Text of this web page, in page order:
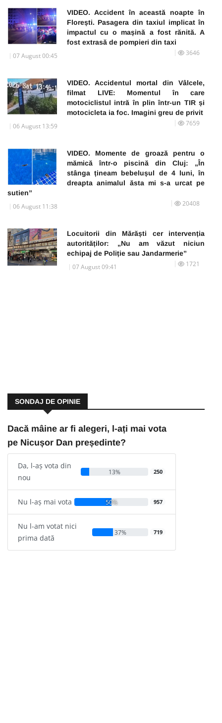
VIDEO. Accident în această noapte în
Florești. Pasagera din taxiul implicat în
impactul cu o mașină a fost rănită. A
fost extrasă de pompieri din taxi
07 August 00:45 3646
VIDEO. Accidentul mortal din Vâlcele,
filmat LIVE: Momentul în care
motociclistul intră în plin într-un TIR și
motocicleta ia foc. Imagini greu de privit
06 August 13:59 7659
VIDEO. Momente de groază pentru o
mămică într-o piscină din Cluj: „În
stânga țineam bebelușul de 4 luni, în
dreapta animalul ăsta mi s-a urcat pe
sutien”
06 August 11:38 20408
Locuitorii din Mărăști cer intervenția
autorităților: „Nu am văzut niciun
echipaj de Poliție sau Jandarmerie”
07 August 09:41 1721
SONDAJ DE OPINIE
Dacă mâine ar fi alegeri, l-ați mai vota
pe Nicușor Dan președinte?
Da, l-aș vota din
nou
13% 250
Nu l-aș mai vota 50% 957
Nu l-am votat nici
prima dată
37% 719